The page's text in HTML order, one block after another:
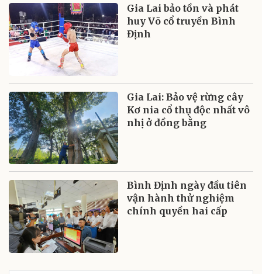
Gia Lai bảo tồn và phát
huy Võ cổ truyền Bình
Định
Gia Lai: Bảo vệ rừng cây
Kơ nia cổ thụ độc nhất vô
nhị ở đồng bằng
Bình Định ngày đầu tiên
vận hành thử nghiệm
chính quyền hai cấp